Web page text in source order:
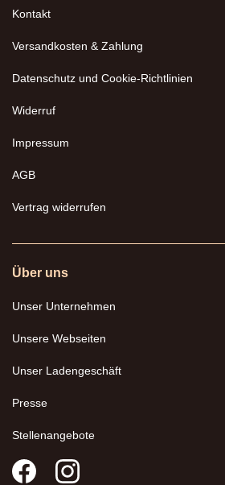
Kontakt
Versandkosten & Zahlung
Datenschutz und Cookie-Richtlinien
Widerruf
Impressum
AGB
Vertrag widerrufen
Über uns
Unser Unternehmen
Unsere Webseiten
Unser Ladengeschäft
Presse
Stellenangebote